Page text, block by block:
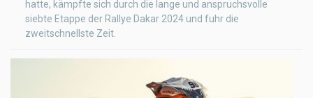
hatte, kämpfte sich durch die lange und anspruchsvolle
siebte Etappe der Rallye Dakar 2024 und fuhr die
zweitschnellste Zeit.